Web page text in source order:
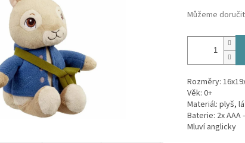
Můžeme
Rozměry:
Věk: 0+
Materiál: plyš,
Baterie: 2x
Mluví anglicky